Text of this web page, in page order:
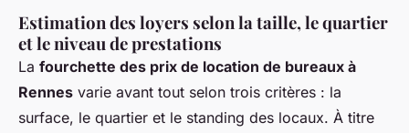
Estimation des loyers selon la taille, le quartier
et le niveau de prestations
La fourchette des prix de location de bureaux à
Rennes varie avant tout selon trois critères : la
surface, le quartier et le standing des locaux. À titre